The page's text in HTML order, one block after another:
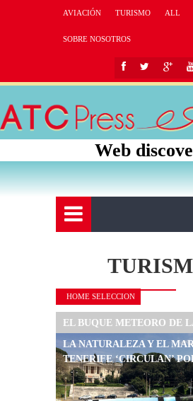
AVIACIÓN TURISMO ALL
SOBRE NOSOTROS
Web
HOME SELECCION
EL BUQUE METEORO DE
PARTICIPA EN LA
LA NATURALEZA Y EL
TENERIFE ‘CIRCULAN’